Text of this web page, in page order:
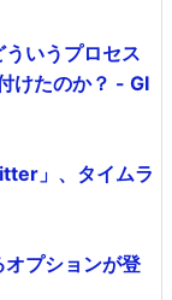
いうプロセス
けたのか？ - GI
」、タイムラ
プションが登